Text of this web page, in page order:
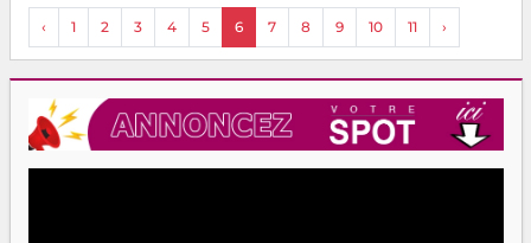
‹ 1 2 3 4 5 6 7 8 9 10 11 ›